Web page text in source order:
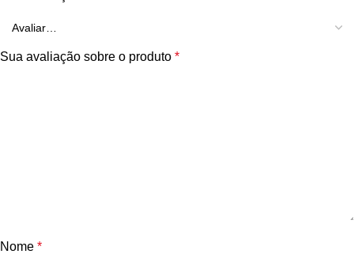
Sua avaliação sobre o produto *
Nome *